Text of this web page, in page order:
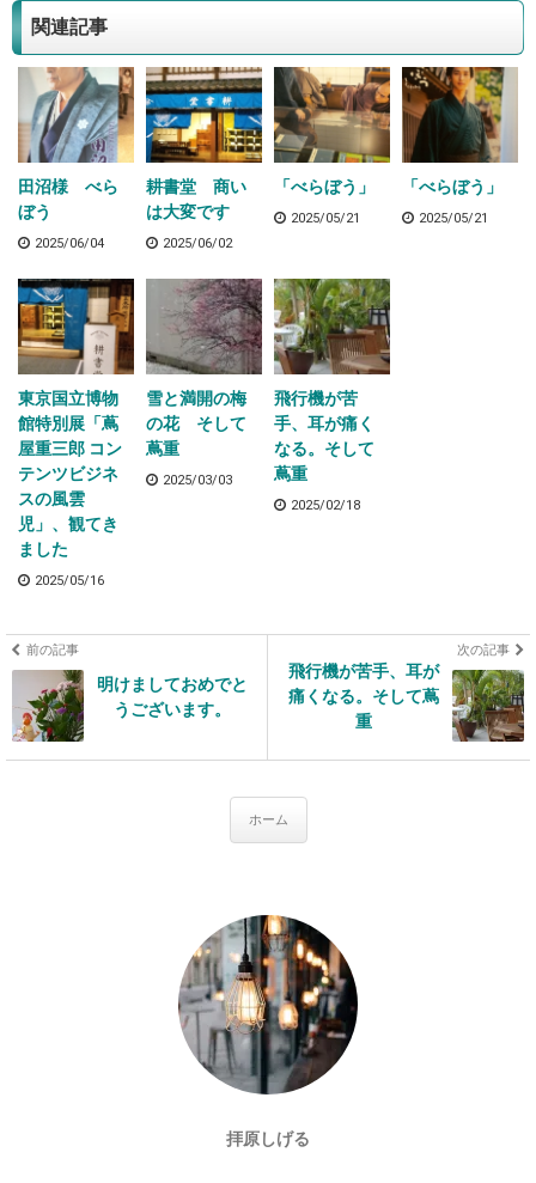
関連記事
田沼様 べら
ぼう
2025/06/04
耕書堂 商い
は大変です
2025/06/02
「べらぼう」
2025/05/21
「べらぼう」
2025/05/21
東京国立博物
館特別展「蔦
屋重三郎 コン
テンツビジネ
スの風雲
児」、観てき
ました
2025/05/16
雪と満開の梅
の花 そして
蔦重
2025/03/03
飛行機が苦
手、耳が痛く
なる。そして
蔦重
2025/02/18
前の記事
明けましておめでと
うございます。
次の記事
飛行機が苦手、耳が
痛くなる。そして蔦
重
ホーム
拝原しげる